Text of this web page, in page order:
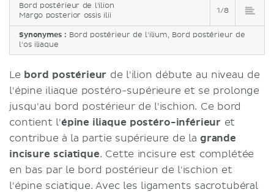
Bord postérieur de l'ilion
Margo posterior ossis ilii
1/8
Synonymes : Bord postérieur de l'ilium, Bord postérieur de
l'os iliaque
Le bord postérieur de l'ilion débute au niveau de
l'épine iliaque postéro-supérieure et se prolonge
jusqu'au bord postérieur de l'ischion. Ce bord
contient l'épine iliaque postéro-inférieur et
contribue à la partie supérieure de la grande
incisure sciatique. Cette incisure est complétée
en bas par le bord postérieur de l'ischion et
l'épine sciatique. Avec les ligaments sacrotubéral